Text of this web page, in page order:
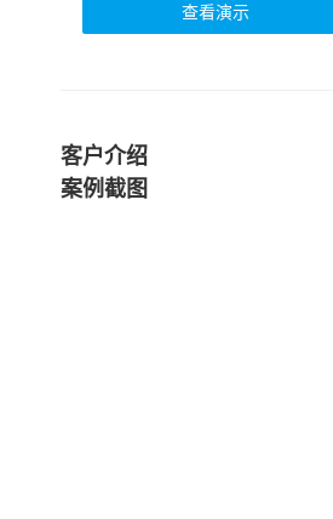
查看演示
客户介绍
案例截图